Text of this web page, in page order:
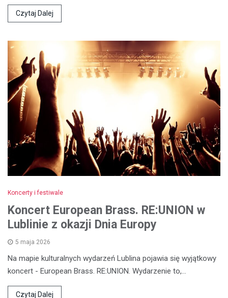
Czytaj Dalej
Koncerty i festiwale
Koncert European Brass. RE:UNION w
Lublinie z okazji Dnia Europy
5 maja 2026
Na mapie kulturalnych wydarzeń Lublina pojawia się wyjątkowy
koncert - European Brass. RE:UNION. Wydarzenie to,…
Czytaj Dalej